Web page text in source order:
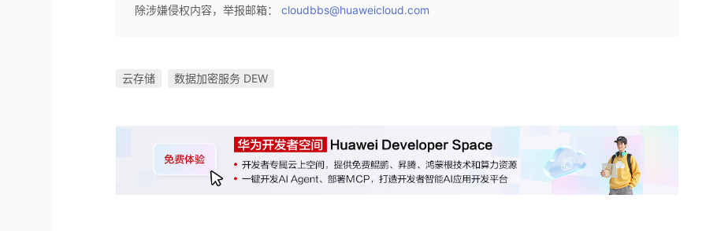
除涉嫌侵权内容，举报邮箱：cloudbbs@huaweicloud.com
云存储 数据加密服务 DEW